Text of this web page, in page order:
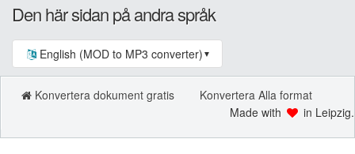
Den här sidan på andra språk
English (MOD to MP3 converter) ▼
Konvertera dokument gratis
Konvertera Alla format
Made with
in Leipzig.